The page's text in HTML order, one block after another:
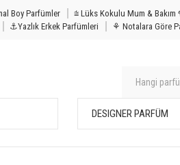
Boy Parfümler ⩭
⚓Yazlık Erkek Parfümleri ⚘ Notalara Göre
DESIGNER PARFÜM